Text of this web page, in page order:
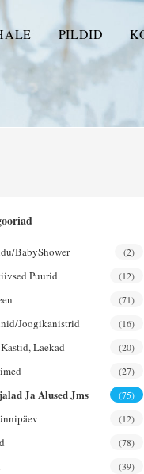
PILDID
BabyShower (2)
Puurid (12)
(71)
joogikanistrid (16)
Laekad (20)
(27)
Ja Alused Jms (75)
(12)
(78)
(39)